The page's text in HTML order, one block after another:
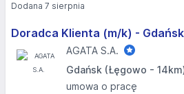
Doradca Klienta (m/k) - Gdańsk
AGATA S.A.
Gdańsk (Łęgowo -
umowa o pracę
Dodana 7 sierpnia